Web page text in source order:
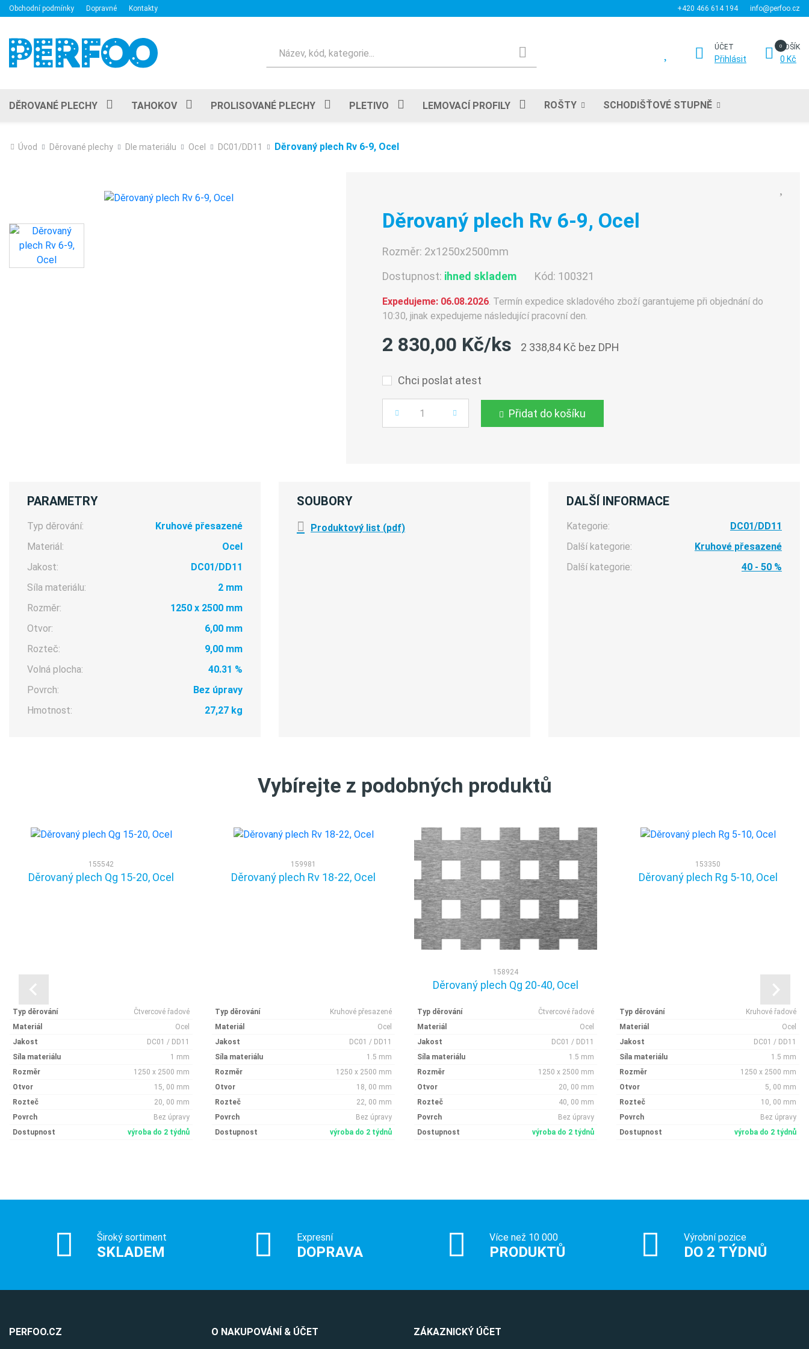
Obchodní podmínky Dopravné Kontakty +420 466 614 194 info@perfoo.cz
ÚČET
Přihlásit
KOŠÍK
0 Kč
DĚROVANÉ PLECHY TAHOKOV PROLISOVANÉ PLECHY PLETIVO LEMOVACÍ PROFILY ROŠTY SCHODIŠŤOVÉ STUPNĚ
Úvod Děrované plechy Dle materiálu Ocel DC01/DD11 Děrovaný plech Rv 6-9, Ocel
Děrovaný plech Rv 6-9, Ocel
Rozměr: 2x1250x2500mm
Dostupnost: ihned skladem Kód: 100321
Expedujeme: 06.08.2026. Termín expedice skladového zboží garantujeme při objednání do
10:30, jinak expedujeme následující pracovní den.
2 830,00 Kč/ks 2 338,84 Kč bez DPH
Chci poslat atest
Počet Přidat do košíku
PARAMETRY
Typ děrování:
Kruhové přesazené
Materiál:
Ocel
Jakost:
DC01/DD11
Síla materiálu:
2 mm
Rozměr:
1250 x 2500 mm
Otvor:
6,00 mm
Rozteč:
9,00 mm
Volná plocha:
40.31 %
Povrch:
Bez úpravy
Hmotnost:
27,27 kg
SOUBORY
Produktový list (pdf)
DALŠÍ INFORMACE
Kategorie:
DC01/DD11
Další kategorie:
Kruhové přesazené
Další kategorie:
40 - 50 %
Vybírejte z podobných produktů
155542
Děrovaný plech Qg 15-20, Ocel
Typ děrování
Čtvercové řadové
Materiál
Ocel
Jakost
DC01 / DD11
Síla materiálu
1 mm
Rozměr
1250 x 2500 mm
Otvor
15, 00 mm
Rozteč
20, 00 mm
Povrch
Bez úpravy
Dostupnost
výroba do 2 týdnů
159981
Děrovaný plech Rv 18-22, Ocel
Typ děrování
Kruhové přesazené
Materiál
Ocel
Jakost
DC01 / DD11
Síla materiálu
1.5 mm
Rozměr
1250 x 2500 mm
Otvor
18, 00 mm
Rozteč
22, 00 mm
Povrch
Bez úpravy
Dostupnost
výroba do 2 týdnů
158924
Děrovaný plech Qg 20-40, Ocel
Typ děrování
Čtvercové řadové
Materiál
Ocel
Jakost
DC01 / DD11
Síla materiálu
1.5 mm
Rozměr
1250 x 2500 mm
Otvor
20, 00 mm
Rozteč
40, 00 mm
Povrch
Bez úpravy
Dostupnost
výroba do 2 týdnů
153350
Děrovaný plech Rg 5-10, Ocel
Typ děrování
Kruhové řadové
Materiál
Ocel
Jakost
DC01 / DD11
Síla materiálu
1.5 mm
Rozměr
1250 x 2500 mm
Otvor
5, 00 mm
Rozteč
10, 00 mm
Povrch
Bez úpravy
Dostupnost
výroba do 2 týdnů
Široký sortiment
SKLADEM
Expresní
DOPRAVA
Více než 10 000
PRODUKTŮ
Výrobní pozice
DO 2 TÝDNŮ
PERFOO.CZ O NAKUPOVÁNÍ & ÚČET ZÁKAZNICKÝ ÚČET